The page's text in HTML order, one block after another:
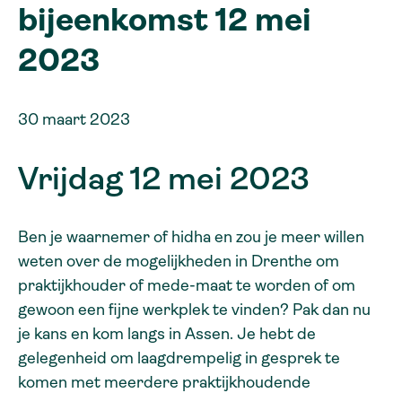
bijeenkomst 12 mei
2023
30 maart 2023
Vrijdag 12 mei 2023
Ben je waarnemer of hidha en zou je meer willen
weten over de mogelijkheden in Drenthe om
praktijkhouder of mede-maat te worden of om
gewoon een fijne werkplek te vinden? Pak dan nu
je kans en kom langs in Assen. Je hebt de
gelegenheid om laagdrempelig in gesprek te
komen met meerdere praktijkhoudende